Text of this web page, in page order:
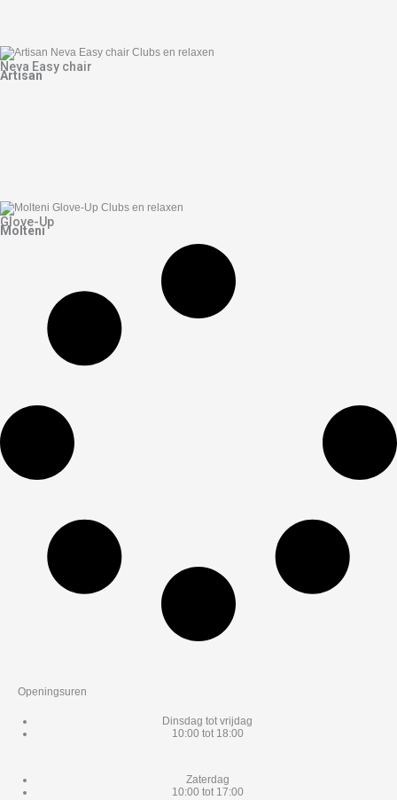
Neva Easy chair
Artisan
Glove-Up
Molteni
Openingsuren
Dinsdag tot vrijdag
10:00 tot 18:00
Zaterdag
10:00 tot 17:00